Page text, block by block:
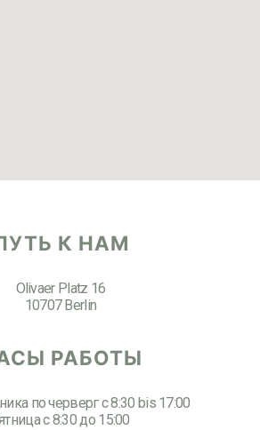
К НАМ
Olivaer Platz 16
10707 Berlin
РАБОТЫ
по черверг с 8:30 bis 17:00
с 8:30 до 15:00